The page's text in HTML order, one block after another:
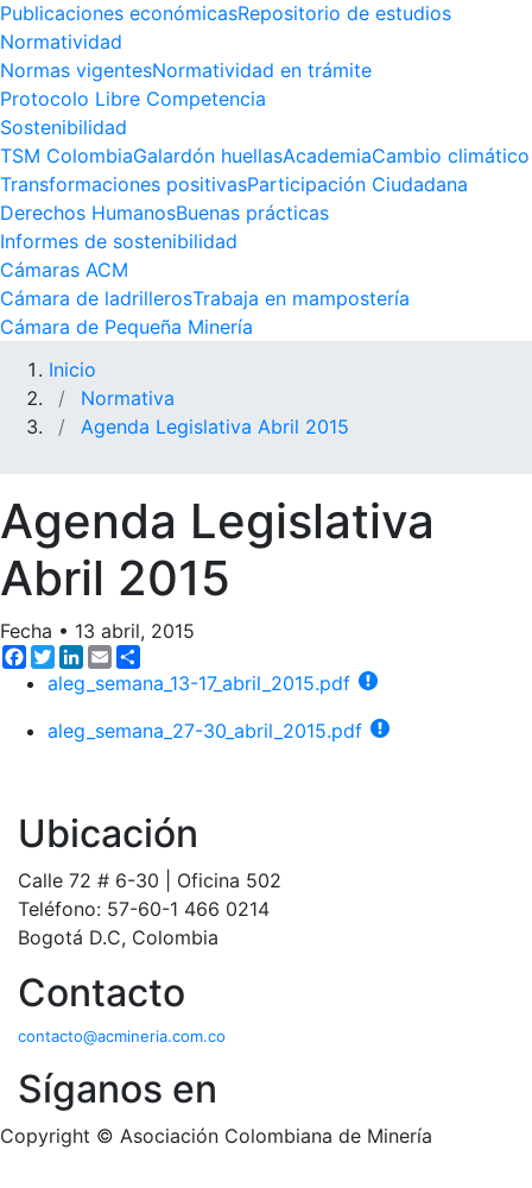
Publicaciones económicasRepositorio de estudios
Normatividad
Normas vigentesNormatividad en trámite
Protocolo Libre Competencia
Sostenibilidad
TSM ColombiaGalardón huellasAcademiaCambio climático
Transformaciones positivasParticipación Ciudadana
Derechos HumanosBuenas prácticas
Informes de sostenibilidad
Cámaras ACM
Cámara de ladrillerosTrabaja en mampostería
Cámara de Pequeña Minería
Inicio
Normativa
Agenda Legislativa Abril 2015
Agenda Legislativa
Abril 2015
Fecha • 13 abril, 2015
Facebook
TwitterLinkedIn
Email
aleg_semana_13-17_abril_2015.pdf
aleg_semana_27-30_abril_2015.pdf
Ubicación
Calle 72 # 6-30 | Oficina 502
Teléfono: 57-60-1 466 0214
Bogotá D.C, Colombia
Contacto
contacto@acmineria.com.co
Síganos en
Copyright © Asociación Colombiana de Minería